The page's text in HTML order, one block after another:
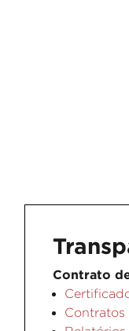
Contrato
Contratos